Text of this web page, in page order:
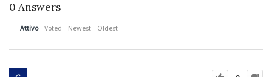
0 Answers
Attivo Voted Newest Oldest